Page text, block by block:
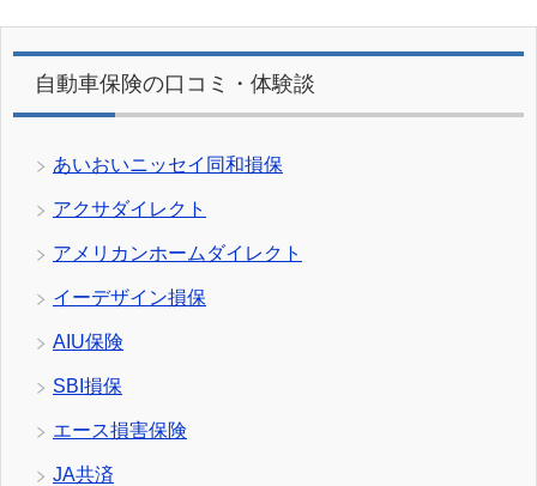
自動車保険の口コミ・体験談
あいおいニッセイ同和損保
アクサダイレクト
アメリカンホームダイレクト
イーデザイン損保
AIU保険
SBI損保
エース損害保険
JA共済